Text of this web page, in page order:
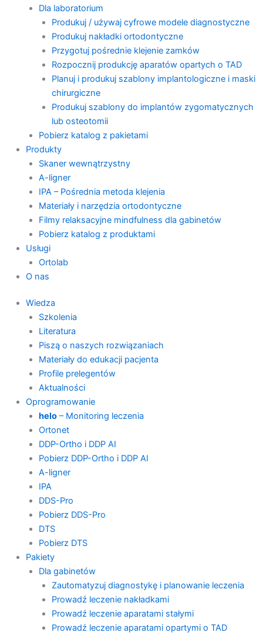
Dla laboratorium
Produkuj / używaj cyfrowe modele diagnostyczne
Produkuj nakładki ortodontyczne
Przygotuj pośrednie klejenie zamków
Rozpocznij produkcję aparatów opartych o TAD
Planuj i produkuj szablony implantologiczne i maski
chirurgiczne
Produkuj szablony do implantów zygomatycznych
lub osteotomii
Pobierz katalog z pakietami
Produkty
Skaner wewnątrzystny
A-ligner
IPA – Pośrednia metoda klejenia
Materiały i narzędzia ortodontyczne
Filmy relaksacyjne mindfulness dla gabinetów
Pobierz katalog z produktami
Usługi
Ortolab
O nas
Wiedza
Szkolenia
Literatura
Piszą o naszych rozwiązaniach
Materiały do edukacji pacjenta
Profile prelegentów
Aktualności
Oprogramowanie
helo– Monitoring leczenia
Ortonet
DDP-Ortho i DDP AI
Pobierz DDP-Ortho i DDP AI
A-ligner
IPA
DDS-Pro
Pobierz DDS-Pro
DTS
Pobierz DTS
Pakiety
Dla gabinetów
Zautomatyzuj diagnostykę i planowanie leczenia
Prowadź leczenie nakładkami
Prowadź leczenie aparatami stałymi
Prowadź leczenie aparatami opartymi o TAD